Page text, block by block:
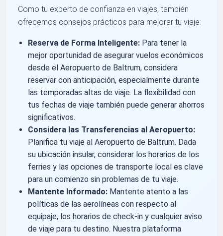
Como tu experto de confianza en viajes, también
ofrecemos consejos prácticos para mejorar tu viaje:
Reserva de Forma Inteligente: Para tener la
mejor oportunidad de asegurar vuelos económicos
desde el Aeropuerto de Baltrum, considera
reservar con anticipación, especialmente durante
las temporadas altas de viaje. La flexibilidad con
tus fechas de viaje también puede generar ahorros
significativos.
Considera las Transferencias al Aeropuerto:
Planifica tu viaje al Aeropuerto de Baltrum. Dada
su ubicación insular, considerar los horarios de los
ferries y las opciones de transporte local es clave
para un comienzo sin problemas de tu viaje.
Mantente Informado: Mantente atento a las
políticas de las aerolíneas con respecto al
equipaje, los horarios de check-in y cualquier aviso
de viaje para tu destino. Nuestra plataforma